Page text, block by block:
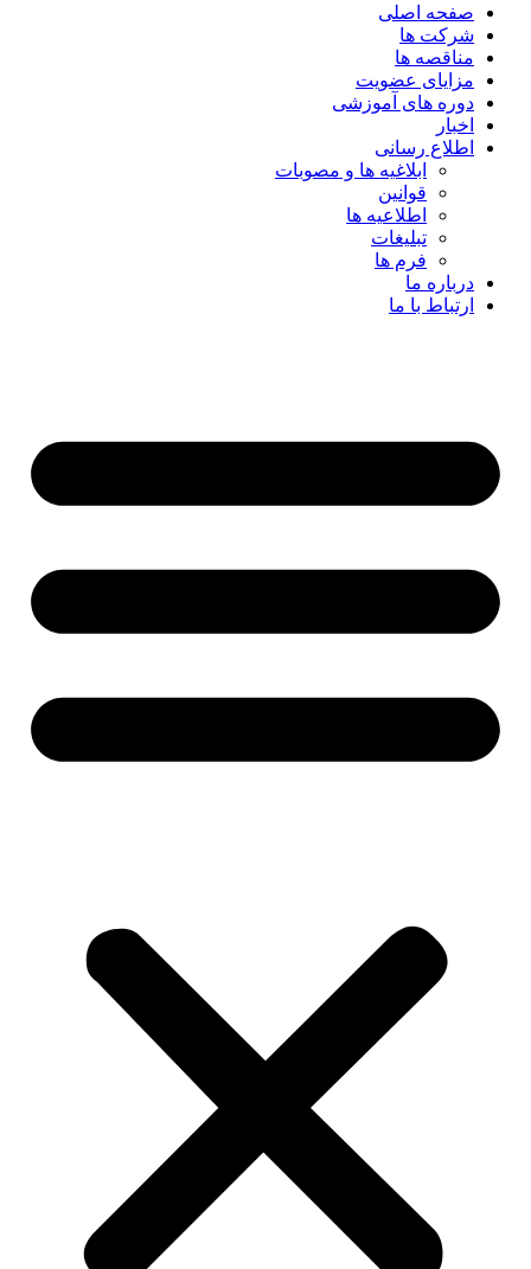
صفحه اصلی
شرکت ها
مناقصه ها
مزایای عضویت
دوره های آموزشی
اخبار
اطلاع رسانی
ابلاغیه ها و مصوبات
قوانین
اطلاعیه ها
تبلیغات
فرم ها
درباره ما
ارتباط با ما